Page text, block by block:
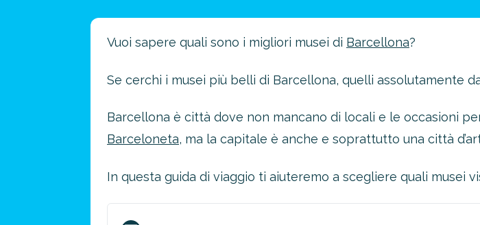
Vuoi sapere quali sono i migliori musei di Barcellona?
Se cerchi i musei più belli di Barcellona, quelli assolutamente
Barcellona è città dove non mancano di locali e le occasioni
Barceloneta, ma la capitale è anche e soprattutto una città
In questa guida di viaggio ti aiuteremo a scegliere quali musei